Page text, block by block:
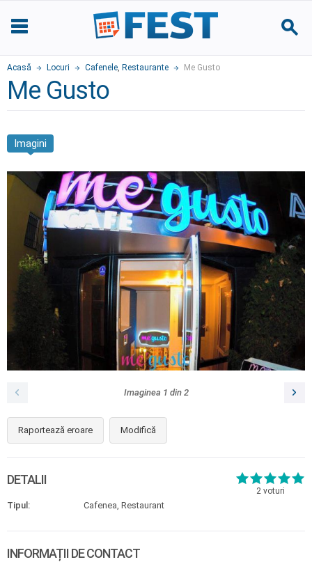
Acasă Locuri Cafenele, Restaurante Me Gusto
Me Gusto
Imagini
Imaginea 1 din 2
Raportează eroare Modifică
2 voturi
DETALII
Tipul: Cafenea, Restaurant
INFORMAȚII DE CONTACT